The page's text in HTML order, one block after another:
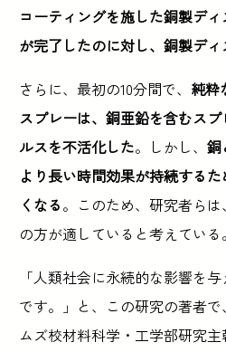
コーティングを施した銅製デ
が完了したのに対し、銅製デ
さらに、最初の10分間で、 純粋
スプレーは、銅亜鉛を含むス
ルスを不活化した。しかし、銅
より長い時間効果が持続する
くなる。このため、研究者ら
の方が適していると考えている。
「人類社会に永続的な影響を
です。」と、この研究の著者
ムズ校材料科学・工学部研究